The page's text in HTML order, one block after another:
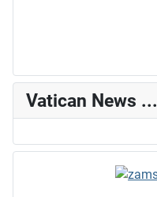
Vatican News ...